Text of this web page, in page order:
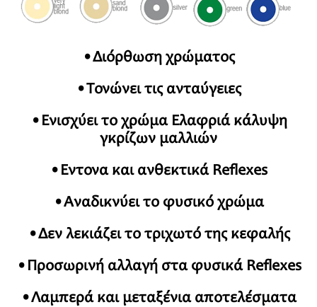
•Διόρθωση χρώματος
•Τονώνει τις ανταύγειες
•Ενισχύει το χρώμα Ελαφριά κάλυψη
γκρίζων μαλλιών
•Έντονα και ανθεκτικά Reflexes
•Αναδικνύει το φυσικό χρώμα
•Δεν λεκιάζει το τριχωτό της κεφαλής
•Προσωρινή αλλαγή στα φυσικά Reflexes
•Λαμπερά και μεταξένια αποτελέσματα